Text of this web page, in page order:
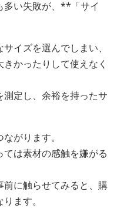
多い失敗が、**「サイ
イズを選んでしまい、
かったりして使えなく
定し、余裕を持ったサ
がります。
は素材の感触を嫌がる
に触らせてみると、購
ます。